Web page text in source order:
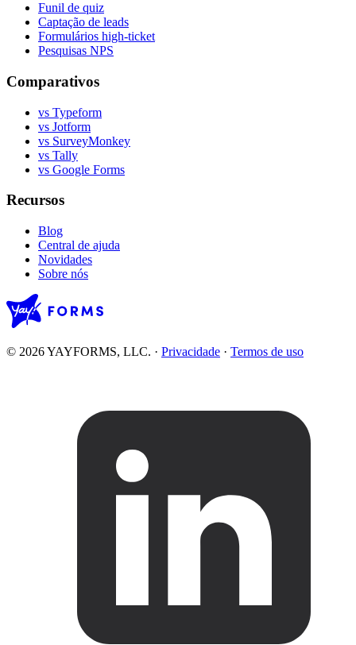
Funil de quiz
Captação de leads
Formulários high-ticket
Pesquisas NPS
Comparativos
vs Typeform
vs Jotform
vs SurveyMonkey
vs Tally
vs Google Forms
Recursos
Blog
Central de ajuda
Novidades
Sobre nós
© 2026 YAYFORMS, LLC. · Privacidade · Termos de uso